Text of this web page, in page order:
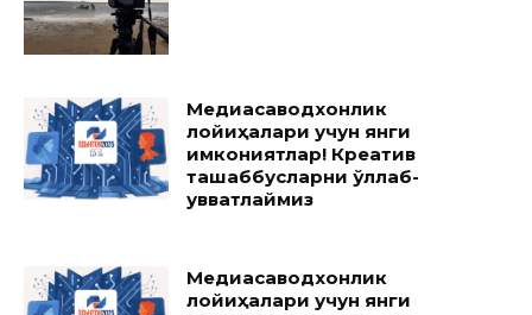
Медиасаводхонлик
лойиҳалари учун янги
имкониятлар! Креатив
ташаббусларни қўллаб-
қувватлаймиз
Медиасаводхонлик
лойиҳалари учун янги